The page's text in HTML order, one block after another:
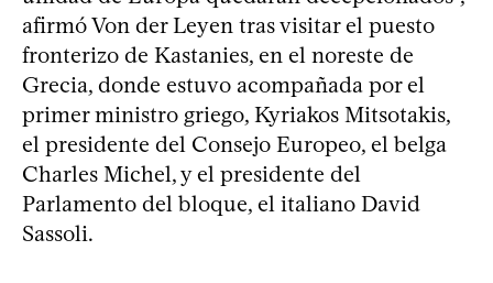
afirmó Von der Leyen tras visitar el puesto
fronterizo de Kastanies, en el noreste de
Grecia, donde estuvo acompañada por el
primer ministro griego, Kyriakos Mitsotakis,
el presidente del Consejo Europeo, el belga
Charles Michel, y el presidente del
Parlamento del bloque, el italiano David
Sassoli.